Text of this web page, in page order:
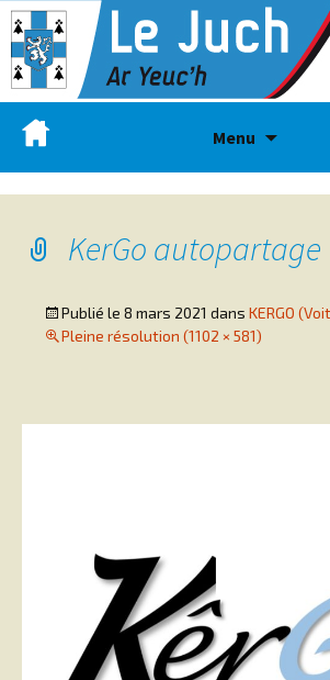
Menu
KerGo autopartage
Publié le 8 mars 2021 dans KERGO
Pleine résolution (1102 × 581)